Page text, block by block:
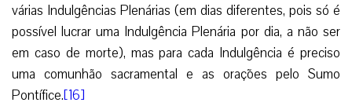
várias Indulgências Plenárias (em dias diferentes, pois só é
possível lucrar uma Indulgência Plenária por dia, a não ser
em caso de morte), mas para cada Indulgência é preciso
uma comunhão sacramental e as orações pelo Sumo
Pontífice.[16]